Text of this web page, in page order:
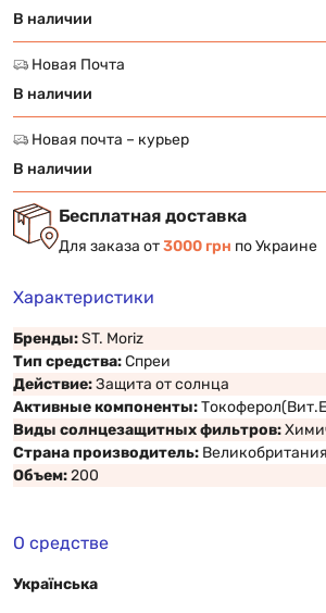
В наличии
Новая Почта
В наличии
Новая почта – курьер
В наличии
Бесплатная доставка
Для заказа от3000 грн по Украине
Характеристики
Бренды:ST. Moriz
Тип средства:Спреи
Действие:Защита от солнца
Активные компоненты:
Виды солнцезащитных фильтров:
Страна производитель: Великобритания
Объем:200
О средстве
Українська